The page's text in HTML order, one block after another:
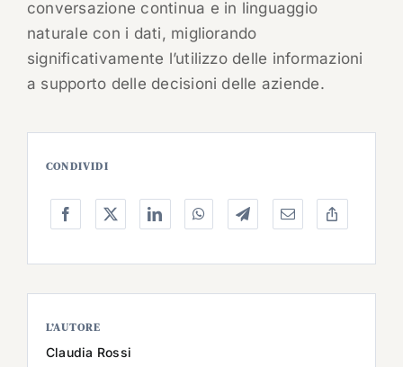
conversazione continua e in linguaggio
naturale con i dati, migliorando
significativamente l’utilizzo delle informazioni
a supporto delle decisioni delle aziende.
CONDIVIDI
L’AUTORE
Claudia Rossi